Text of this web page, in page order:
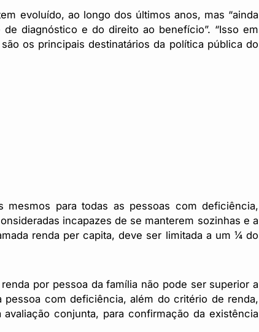
evoluído, ao longo dos últimos anos, mas “ainda
diagnóstico e do direito ao benefício”. “Isso em
os principais destinatários da política pública do
para todas as pessoas com deficiência,
incapazes de se manterem sozinhas e a
renda per capita, deve ser limitada a um ¼ do
por pessoa da família não pode ser superior a
pessoa com deficiência, além do critério de renda,
conjunta, para confirmação da existência